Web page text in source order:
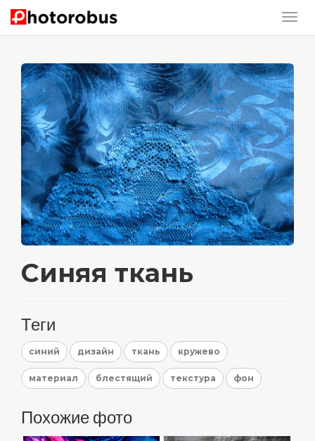
Синяя ткань
Теги
синий дизайн ткань кружево
материал блестящий текстура фон
Похожие фото